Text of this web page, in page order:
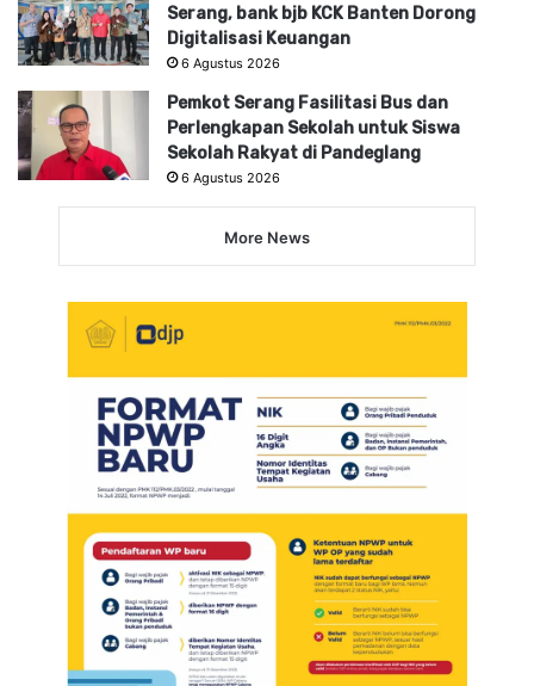
Serang, bank bjb KCK Banten Dorong
Digitalisasi Keuangan
6 Agustus 2026
Pemkot Serang Fasilitasi Bus dan
Perlengkapan Sekolah untuk Siswa
Sekolah Rakyat di Pandeglang
6 Agustus 2026
More News